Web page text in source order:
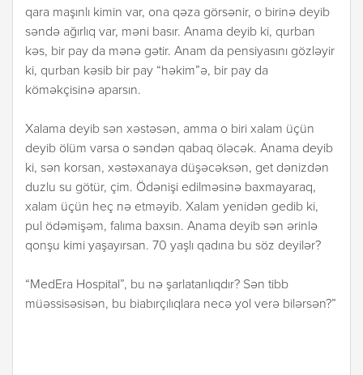
qara maşınlı kimin var, ona qəza görsənir, o birinə deyib
səndə ağırlıq var, məni basır. Anama deyib ki, qurban
kəs, bir pay da mənə gətir. Anam da pensiyasını gözləyir
ki, qurban kəsib bir pay “həkim”ə, bir pay da
köməkçisinə aparsın.
Xalama deyib sən xəstəsən, amma o biri xalam üçün
deyib ölüm varsa o səndən qabaq öləcək. Anama deyib
ki, sən korsan, xəstəxanaya düşəcəksən, get dənizdən
duzlu su götür, çim. Ödənişi edilməsinə baxmayaraq,
xalam üçün heç nə etməyib. Xalam yenidən gedib ki,
pul ödəmişəm, falıma baxsın. Anama deyib sən ərinlə
qonşu kimi yaşayırsan. 70 yaşlı qadına bu söz deyilər?
“MedEra Hospital”, bu nə şarlatanlıqdır? Sən tibb
müəssisəsisən, bu biabırçılıqlara necə yol verə bilərsən?”